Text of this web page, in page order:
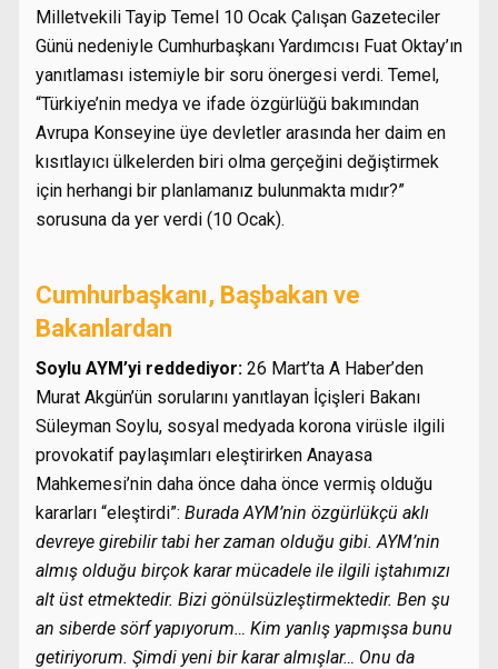
Milletvekili Tayip Temel 10 Ocak Çalışan Gazeteciler
Günü nedeniyle Cumhurbaşkanı Yardımcısı Fuat Oktay’ın
yanıtlaması istemiyle bir soru önergesi verdi. Temel,
“Türkiye’nin medya ve ifade özgürlüğü bakımından
Avrupa Konseyine üye devletler arasında her daim en
kısıtlayıcı ülkelerden biri olma gerçeğini değiştirmek
için herhangi bir planlamanız bulunmakta mıdır?”
sorusuna da yer verdi (10 Ocak).
Cumhurbaşkanı, Başbakan ve
Bakanlardan
Soylu AYM’yi reddediyor: 26 Mart’ta A Haber’den
Murat Akgün’ün sorularını yanıtlayan İçişleri Bakanı
Süleyman Soylu, sosyal medyada korona virüsle ilgili
provokatif paylaşımları eleştirirken Anayasa
Mahkemesi’nin daha önce daha önce vermiş olduğu
kararları “eleştirdi”: Burada AYM’nin özgürlükçü aklı
devreye girebilir tabi her zaman olduğu gibi. AYM’nin
almış olduğu birçok karar mücadele ile ilgili iştahımızı
alt üst etmektedir. Bizi gönülsüzleştirmektedir. Ben şu
an siberde sörf yapıyorum… Kim yanlış yapmışsa bunu
getiriyorum. Şimdi yeni bir karar almışlar… Onu da